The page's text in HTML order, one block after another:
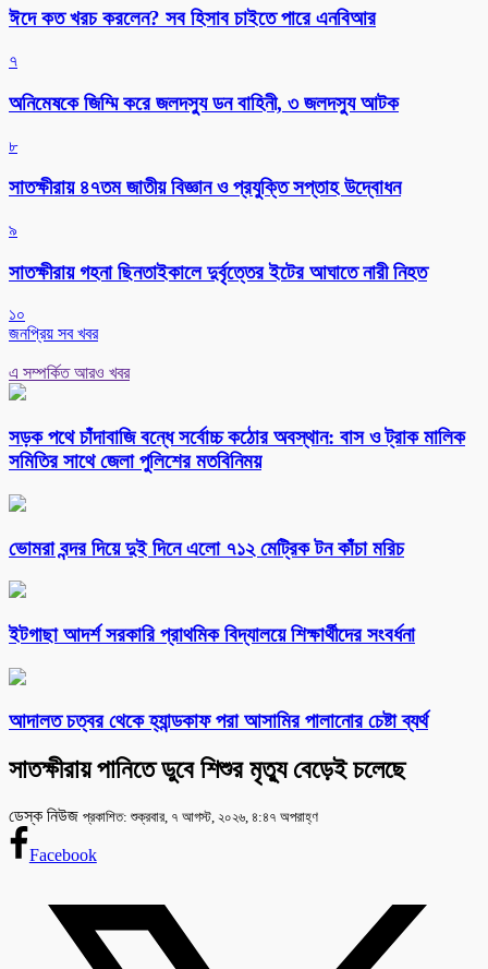
ঈদে কত খরচ করলেন? সব হিসাব চাইতে পারে এনবিআর
৭
অনিমেষকে জিম্মি করে জলদস্যু ডন বাহিনী, ৩ জলদস্যু আটক
৮
সাতক্ষীরায় ৪৭তম জাতীয় বিজ্ঞান ও প্রযুক্তি সপ্তাহ উদ্বোধন
৯
সাতক্ষীরায় গহনা ছিনতাইকালে দুর্বৃত্তের ইটের আঘাতে নারী নিহত
১০
জনপ্রিয় সব খবর
এ সম্পর্কিত আরও খবর
সড়ক পথে চাঁদাবাজি বন্ধে সর্বোচ্চ কঠোর অবস্থান: বাস ও ট্রাক মালিক
সমিতির সাথে জেলা পুলিশের মতবিনিময়
ভোমরা বন্দর দিয়ে দুই দিনে এলো ৭১২ মেট্রিক টন কাঁচা মরিচ
ইটগাছা আদর্শ সরকারি প্রাথমিক বিদ্যালয়ে শিক্ষার্থীদের সংবর্ধনা
আদালত চত্বর থেকে হ্যান্ডকাফ পরা আসামির পালানোর চেষ্টা ব্যর্থ
সাতক্ষীরায় পানিতে ডুবে শিশুর মৃত্যু বেড়েই চলেছে
ডেস্ক নিউজ প্রকাশিত: শুক্রবার, ৭ আগস্ট, ২০২৬, ৪:৪৭ অপরাহ্ণ
Facebook